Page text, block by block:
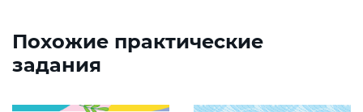
Похожие практические
задания